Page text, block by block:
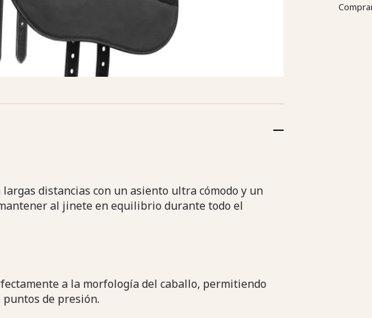
distancias con un asiento ultra cómodo y un
al jinete en equilibrio durante todo el
a la morfología del caballo, permitiendo
de presión.